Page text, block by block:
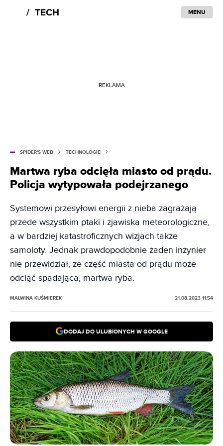
MENU
REKLAMA
SPIDER'S WEB TECHNOLOGIE
Martwa ryba odcięła miasto od prądu.
Policja wytypowała podejrzanego
Systemowi przesyłowi energii z nieba zagrażają
przede wszystkim ptaki i zjawiska meteorologiczne,
a w bardziej katastroficznych wizjach także
samoloty. Jednak prawdopodobnie żaden inżynier
nie przewidział, że część miasta od prądu może
odciąć spadająca, martwa ryba.
MALWINA KUŚMIEREK 21.08.2023 11:54
DODAJ DO ULUBIONYCH W GOOGLE